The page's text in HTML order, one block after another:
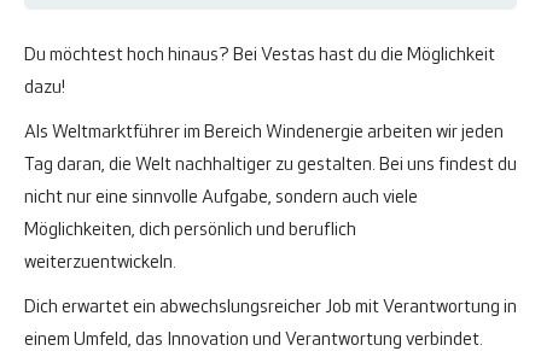
Du möchtest hoch hinaus? Bei Vestas hast du die Möglichkeit
dazu!
Als Weltmarktführer im Bereich Windenergie arbeiten wir jeden
Tag daran, die Welt nachhaltiger zu gestalten. Bei uns findest du
nicht nur eine sinnvolle Aufgabe, sondern auch viele
Möglichkeiten, dich persönlich und beruflich
weiterzuentwickeln.
Dich erwartet ein abwechslungsreicher Job mit Verantwortung in
einem Umfeld, das Innovation und Verantwortung verbindet.